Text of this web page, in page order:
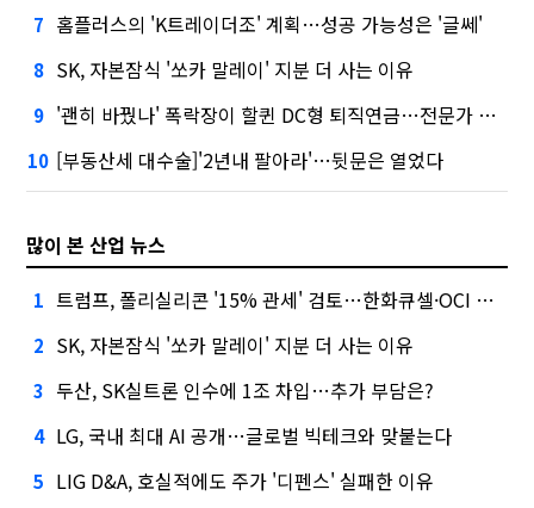
7 홈플러스의 'K트레이더조' 계획…성공 가능성은 '글쎄'
8 SK, 자본잠식 '쏘카 말레이' 지분 더 사는 이유
9 '괜히 바꿨나' 폭락장이 할퀸 DC형 퇴직연금…전문가 조언은
10 [부동산세 대수술]'2년내 팔아라'…뒷문은 열었다
많이 본 산업 뉴스
1 트럼프, 폴리실리콘 '15% 관세' 검토…한화큐셀·OCI 영향은?
2 SK, 자본잠식 '쏘카 말레이' 지분 더 사는 이유
3 두산, SK실트론 인수에 1조 차입…추가 부담은?
4 LG, 국내 최대 AI 공개…글로벌 빅테크와 맞붙는다
5 LIG D&A, 호실적에도 주가 '디펜스' 실패한 이유